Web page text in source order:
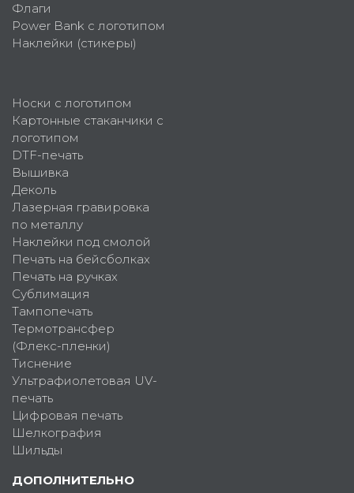
Флаги
Power Bank с логотипом
Наклейки (стикеры)
Носки с логотипом
Картонные стаканчики с
логотипом
DTF-печать
Вышивка
Деколь
Лазерная гравировка
по металлу
Наклейки под смолой
Печать на бейсболках
Печать на ручках
Сублимация
Тампопечать
Термотрансфер
(Флекс-пленки)
Тиснение
Ультрафиолетовая UV-
печать
Цифровая печать
Шелкография
Шильды
ДОПОЛНИТЕЛЬНО